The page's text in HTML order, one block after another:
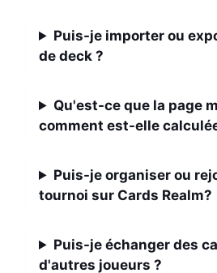
Puis-je importer ou
de deck ?
Qu'est-ce que la page
comment est-elle
Puis-je organiser ou
tournoi sur Cards Realm?
Puis-je échanger des
d'autres joueurs ?